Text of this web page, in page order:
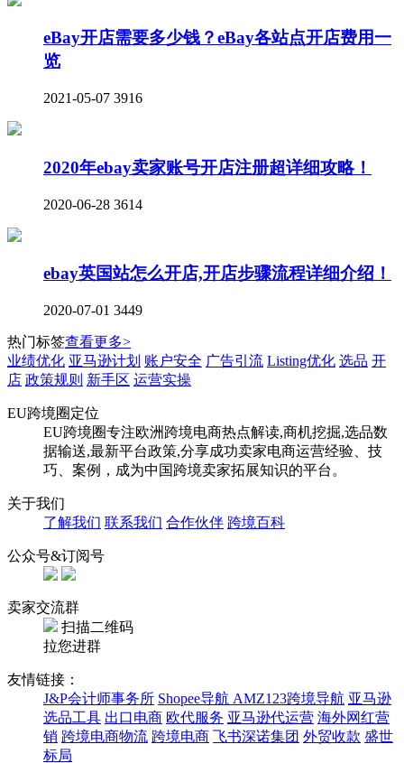
eBay开店需要多少钱？eBay各站点开店费用一
览
2021-05-07 3916
2020年ebay卖家账号开店注册超详细攻略！
2020-06-28 3614
ebay英国站怎么开店,开店步骤流程详细介绍！
2020-07-01 3449
热门标签查看更多>
业绩优化 亚马逊计划 账户安全 广告引流 Listing优化 选品 开
店 政策规则 新手区 运营实操
EU跨境圈定位
EU跨境圈专注欧洲跨境电商热点解读,商机挖掘,选品数
据输送,最新平台政策,分享成功卖家电商运营经验、技
巧、案例，成为中国跨境卖家拓展知识的平台。
关于我们
了解我们 联系我们 合作伙伴 跨境百科
公众号&订阅号
卖家交流群
扫描二维码
拉您进群
友情链接：
J&P会计师事务所 Shopee导航 AMZ123跨境导航 亚马逊
选品工具 出口电商 欧代服务 亚马逊代运营 海外网红营
销 跨境电商物流 跨境电商 飞书深诺集团 外贸收款 盛世
标局